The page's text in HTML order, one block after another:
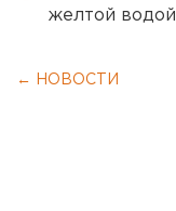
желтой водой
← НОВОСТИ